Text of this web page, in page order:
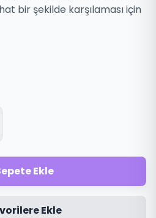
bir şekilde karşılaması için
Ekle
Ekle